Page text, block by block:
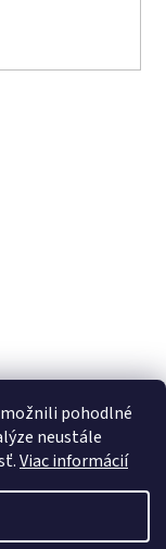
pohodlné
neustále
Viac informácií